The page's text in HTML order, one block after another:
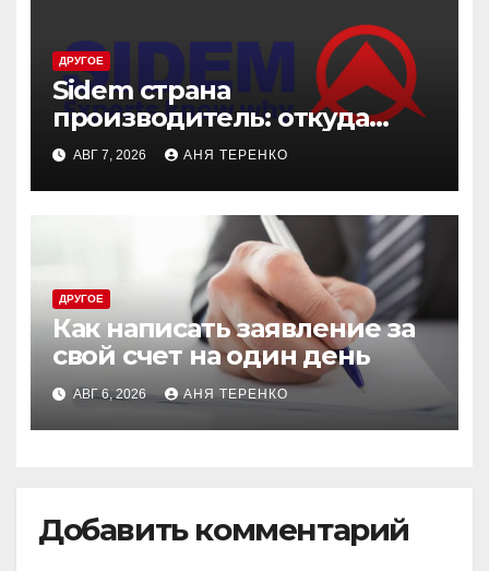
ДРУГОЕ
Sidem страна
производитель: откуда
родом эти детали
АВГ 7, 2026 АНЯ ТЕРЕНКО
ДРУГОЕ
Как написать заявление за
свой счет на один день
АВГ 6, 2026 АНЯ ТЕРЕНКО
Добавить комментарий